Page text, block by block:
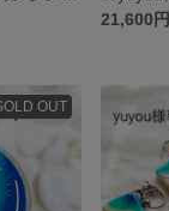
21,600円
OUT